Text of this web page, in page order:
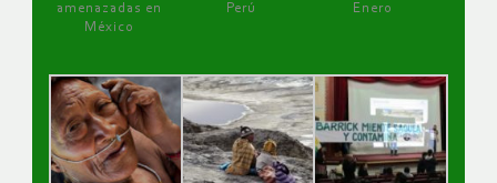
amenazadas en
México
Perú
Enero